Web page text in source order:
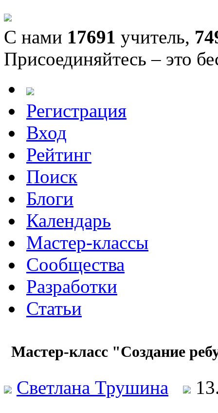
С нами 17691 учитель,
Присоединяйтесь – это
Регистрация
Вход
Рейтинг
Поиск
Блоги
Календарь
Мастер-классы
Сообщества
Разработки
Статьи
Мастер-класс "Создание
Светлана Трушина